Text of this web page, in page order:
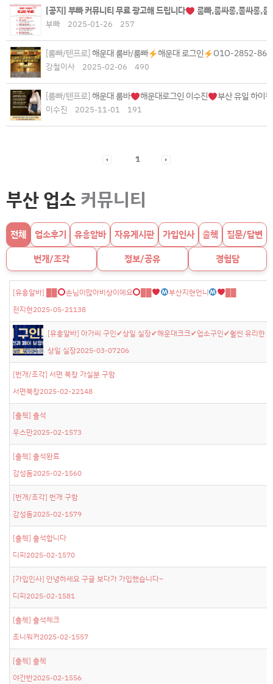
[공지] 부빠 커뮤니티 무료 광고해 드립니다 룸빠,룸싸롱,풀싸롱,
부빠 2025-01-26 257
[룸빠/텐프로] 해운대 룸바/룸빠 해운대 로그인 O1O-2852-
강철이사 2025-02-06 490
[룸빠/텐프로] 해운대 룸바 해운대로그인 이수진 부산 유일 하이
이수진 2025-11-01 191
1
부산 업소 커뮤니티
전체 업소후기 유흥알바 자유게시판 가입인사 출첵
질문/답변
번개/조각
정보/공유 경험담
[유흥알바] 손님이많아비상이에요 부산지현언니
전지현2025-05-21138
[유흥알바] 아가씨 구인✔상일 실장✔해운대크크✔업소구인✔훨씬 유리한
상일 실장2025-03-07206
[번개/조각] 서면 북창 가실분 구함
서면북창2025-02-22148
[출첵] 출석
우스만2025-02-1573
[출첵] 출석완료
감성돔2025-02-1560
[번개/조각] 번개 구함
감성돔2025-02-1579
[출첵] 출석합니다
디피2025-02-1570
[가입인사] 안녕하세요 구글 보다가 가입했습니다~
디피2025-02-1581
[출첵] 출석체크
조니워커2025-02-1557
[출첵] 출첵
야간반2025-02-1556